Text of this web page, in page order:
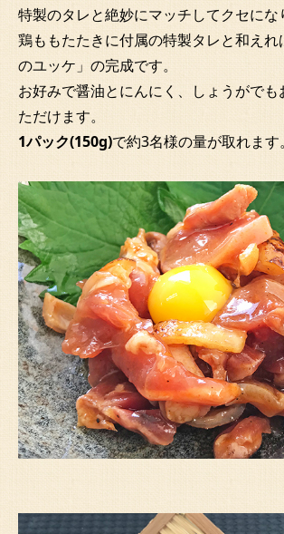
特製のタレと絶妙にマッチしてクセにな
鶏ももたたきに付属の特製タレと和え
のユッケ」の完成です。
お好みで醤油とにんにく、しょうがでも
ただけます。
1パック(150g)で約3名様の量が取れます。